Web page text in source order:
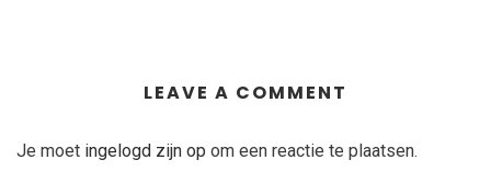
LEAVE A COMMENT
Je moet ingelogd zijn op om een reactie te plaatsen.